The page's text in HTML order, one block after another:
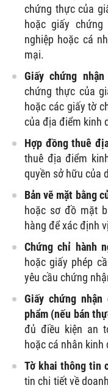
chứng thực của
hoặc giấy
nghiệp hoặc cá
mại.
Giấy chứng
chứng thực của
hoặc các giấy tờ
của địa điểm kinh
Hợp đồng thuê
thuê địa điểm
quyền sở hữu của
Bản vẽ mặt bằng
hoặc sơ đồ mặt
hàng để xác định
Chứng chỉ hành
hoặc giấy phép
yêu cầu chứng
Giấy chứng
phẩm (nếu bán
đủ điều kiện an
hoặc cá nhân
Tờ khai thông tin
tin chi tiết về